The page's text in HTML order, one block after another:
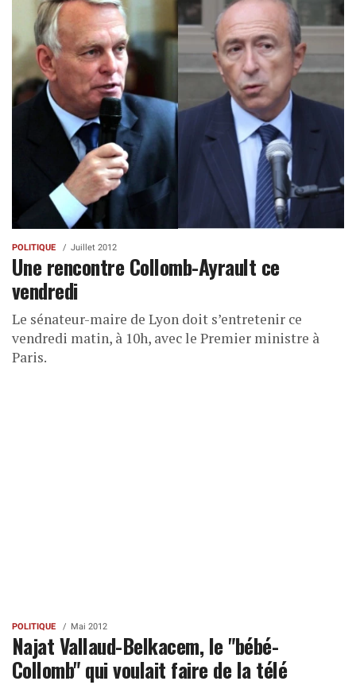
POLITIQUE Juillet 2012
Une rencontre Collomb-Ayrault ce
vendredi
Le sénateur-maire de Lyon doit s’entretenir ce
vendredi matin, à 10h, avec le Premier ministre à
Paris.
POLITIQUE Mai 2012
Najat Vallaud-Belkacem, le "bébé-
Collomb" qui voulait faire de la télé